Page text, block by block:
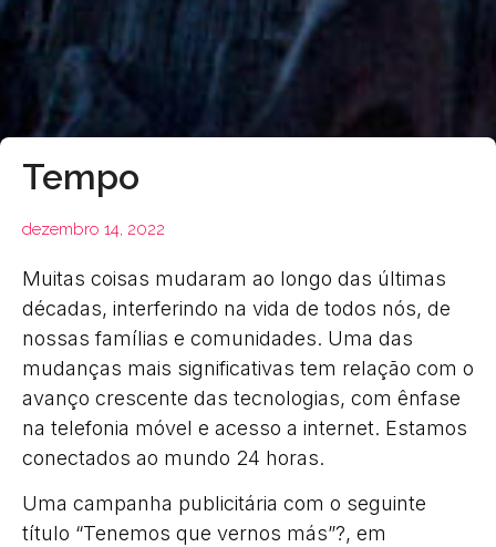
Tempo
dezembro 14, 2022
Muitas coisas mudaram ao longo das últimas
décadas, interferindo na vida de todos nós, de
nossas famílias e comunidades. Uma das
mudanças mais significativas tem relação com o
avanço crescente das tecnologias, com ênfase
na telefonia móvel e acesso a internet. Estamos
conectados ao mundo 24 horas.
Uma campanha publicitária com o seguinte
título “Tenemos que vernos más”?, em